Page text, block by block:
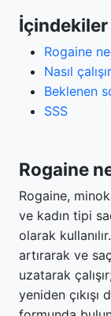
İçindekiler
Rogaine
Nasıl çalışır
Beklenen
SSS
Rogaine
Rogaine,
ve kadın tipi
olarak
artırarak ve
uzatarak
yeniden çıkışı